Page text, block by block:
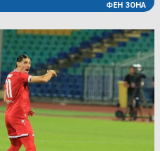
ФЕН ЗОНА